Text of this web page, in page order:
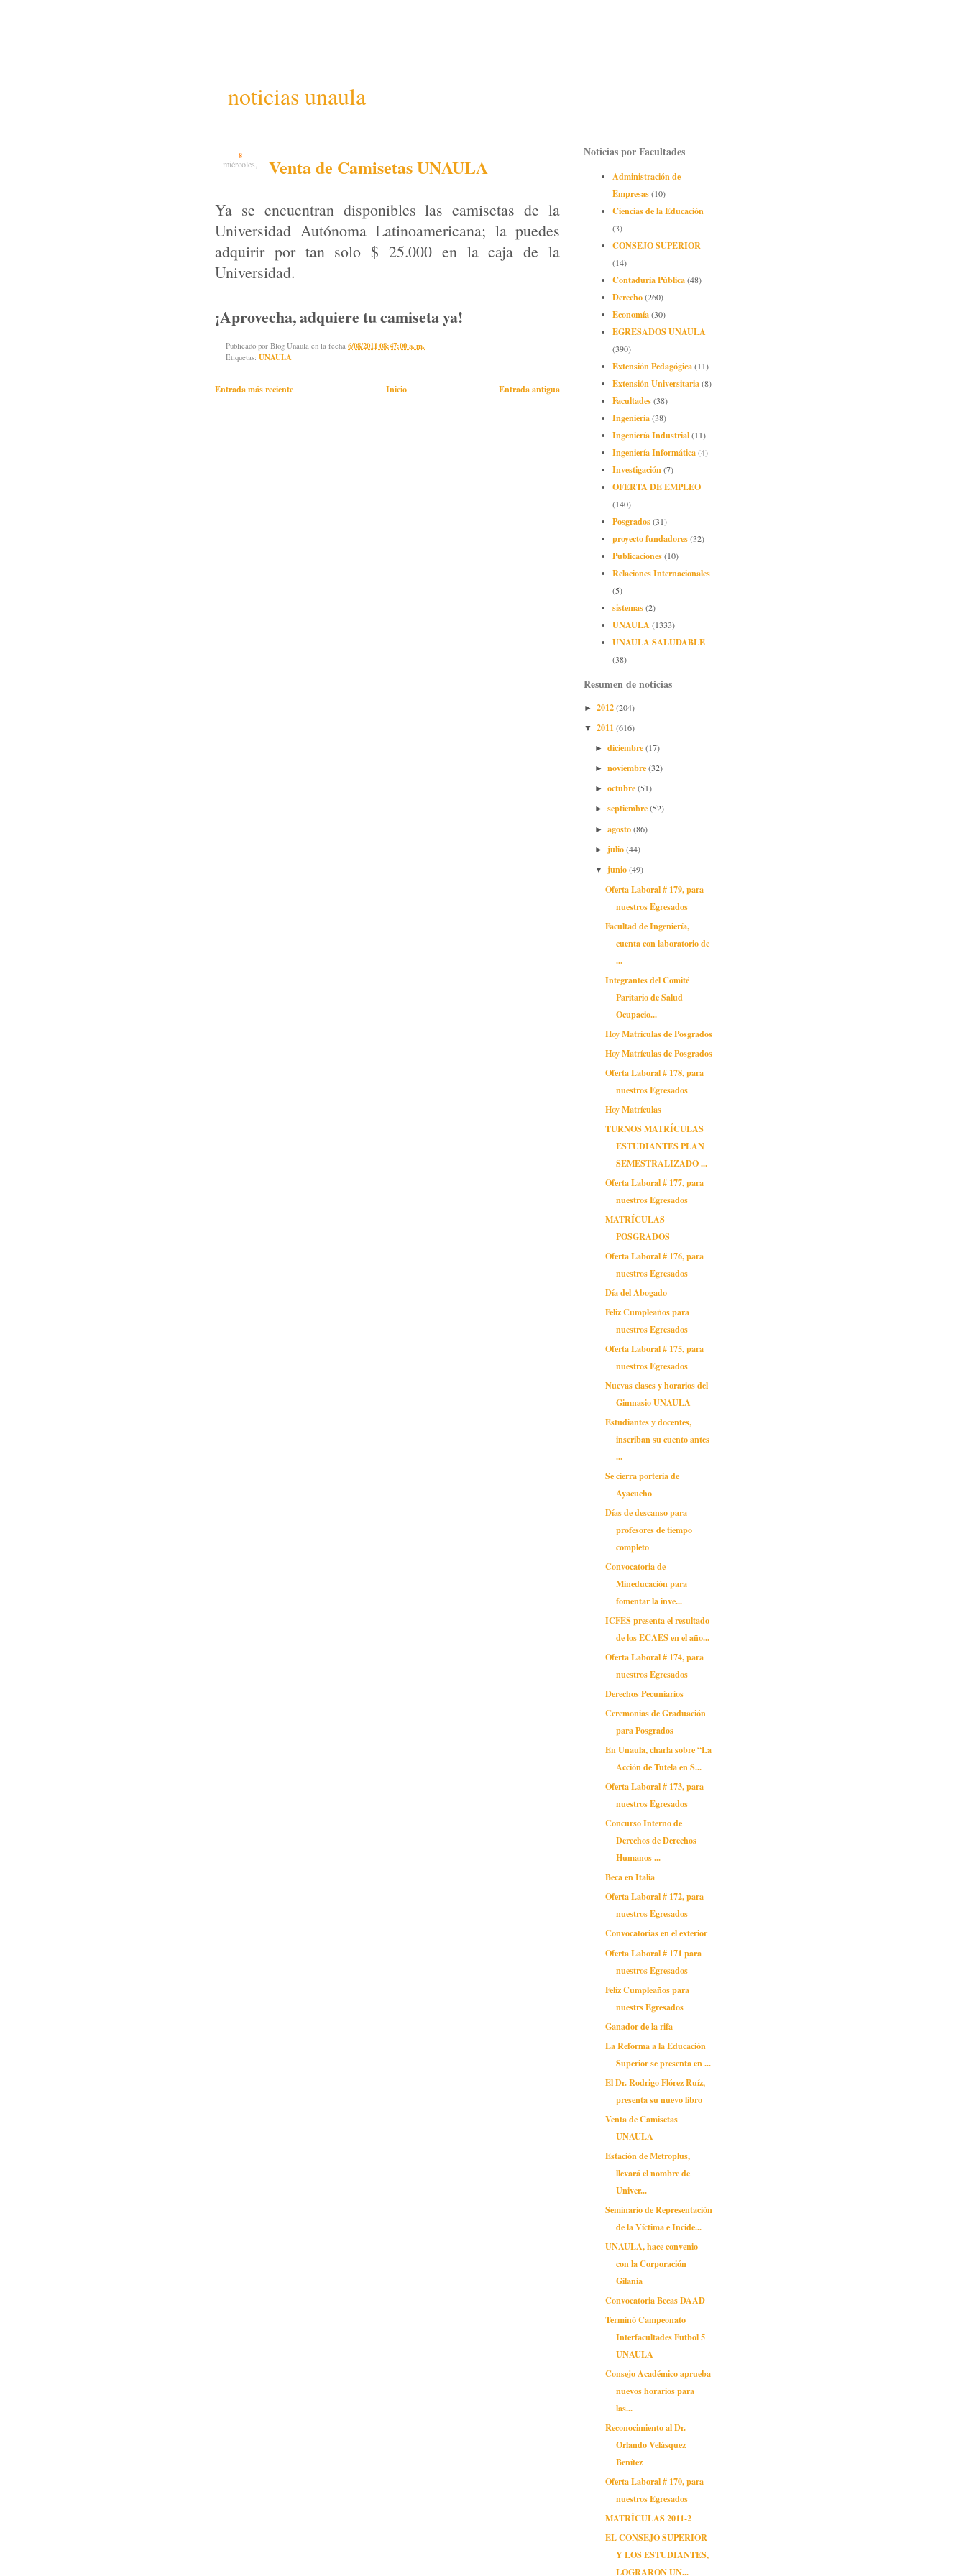
noticias unaula
8
miércoles, Venta de Camisetas UNAULA
Ya se encuentran disponibles las camisetas de la
Universidad Autónoma Latinoamericana; la puedes
adquirir por tan solo $ 25.000 en la caja de la
Universidad.
¡Aprovecha, adquiere tu camiseta ya!
Publicado por Blog Unaula en la fecha 6/08/2011 08:47:00 a. m.
Etiquetas: UNAULA
Entrada más reciente Entrada antigua
Inicio
Noticias por Facultades
Administración de
Empresas(10)
Ciencias de la Educación
(3)
CONSEJO SUPERIOR
(14)
Contaduría Pública(48)
Derecho(260)
Economía(30)
EGRESADOS UNAULA
(390)
Extensión Pedagógica(11)
Extensión Universitaria(8)
Facultades(38)
Ingeniería(38)
Ingeniería Industrial(11)
Ingeniería Informática(4)
Investigación(7)
OFERTA DE EMPLEO
(140)
Posgrados(31)
proyecto fundadores(32)
Publicaciones(10)
Relaciones Internacionales
(5)
sistemas(2)
UNAULA(1333)
UNAULA SALUDABLE
(38)
Resumen de noticias
► 2012(204)
▼ 2011(616)
► diciembre(17)
► noviembre(32)
► octubre(51)
► septiembre(52)
► agosto(86)
► julio(44)
▼ junio(49)
Oferta Laboral # 179, para
nuestros Egresados
Facultad de Ingeniería,
cuenta con laboratorio de
...
Integrantes del Comité
Paritario de Salud
Ocupacio...
Hoy Matrículas de Posgrados
Hoy Matrículas de Posgrados
Oferta Laboral # 178, para
nuestros Egresados
Hoy Matrículas
TURNOS MATRÍCULAS
ESTUDIANTES PLAN
SEMESTRALIZADO ...
Oferta Laboral # 177, para
nuestros Egresados
MATRÍCULAS
POSGRADOS
Oferta Laboral # 176, para
nuestros Egresados
Día del Abogado
Feliz Cumpleaños para
nuestros Egresados
Oferta Laboral # 175, para
nuestros Egresados
Nuevas clases y horarios del
Gimnasio UNAULA
Estudiantes y docentes,
inscriban su cuento antes
...
Se cierra portería de
Ayacucho
Días de descanso para
profesores de tiempo
completo
Convocatoria de
Mineducación para
fomentar la inve...
ICFES presenta el resultado
de los ECAES en el año...
Oferta Laboral # 174, para
nuestros Egresados
Derechos Pecuniarios
Ceremonias de Graduación
para Posgrados
En Unaula, charla sobre “La
Acción de Tutela en S...
Oferta Laboral # 173, para
nuestros Egresados
Concurso Interno de
Derechos de Derechos
Humanos ...
Beca en Italia
Oferta Laboral # 172, para
nuestros Egresados
Convocatorias en el exterior
Oferta Laboral # 171 para
nuestros Egresados
Felíz Cumpleaños para
nuestrs Egresados
Ganador de la rifa
La Reforma a la Educación
Superior se presenta en ...
El Dr. Rodrigo Flórez Ruíz,
presenta su nuevo libro
Venta de Camisetas
UNAULA
Estación de Metroplus,
llevará el nombre de
Univer...
Seminario de Representación
de la Víctima e Incide...
UNAULA, hace convenio
con la Corporación
Gilania
Convocatoria Becas DAAD
Terminó Campeonato
Interfacultades Futbol 5
UNAULA
Consejo Académico aprueba
nuevos horarios para
las...
Reconocimiento al Dr.
Orlando Velásquez
Benítez
Oferta Laboral # 170, para
nuestros Egresados
MATRÍCULAS 2011-2
EL CONSEJO SUPERIOR
Y LOS ESTUDIANTES,
LOGRARON UN...